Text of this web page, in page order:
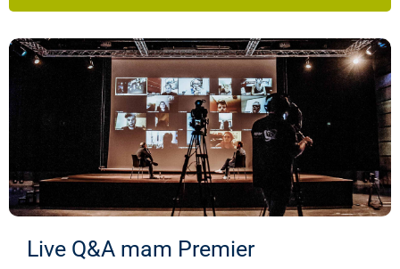
Live Q&A mam Premier